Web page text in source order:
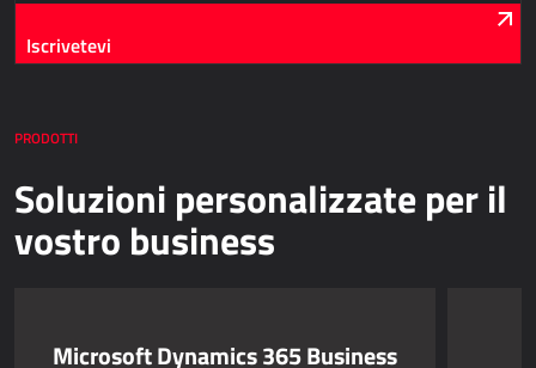
HRM - GESTIONE DELLE RISORSE UMANE
Microsoft Dynamics 365 Buste Paga
Microsoft Dynamics 365 Gestione del Personale
Power Attendance
Iscrivetevi
PRODOTTI
Soluzioni personalizzate per il
vostro business
Microsoft Dynamics 365 Business